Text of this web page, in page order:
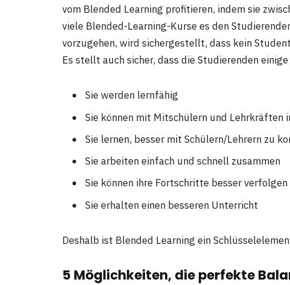
vom Blended Learning profitieren, indem sie
viele Blended-Learning-Kurse es den
vorzugehen, wird sichergestellt, dass kein
Es stellt auch sicher, dass die Studierenden
Sie werden lernfähig
Sie können mit Mitschülern und Lehrkräften
Sie lernen, besser mit Schülern/Lehrern zu
Sie arbeiten einfach und schnell zusammen
Sie können ihre Fortschritte besser verfolgen
Sie erhalten einen besseren Unterricht
Deshalb ist Blended Learning ein
5 Möglichkeiten, die perfekte